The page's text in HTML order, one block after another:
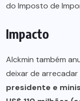
do Imposto de
Impacto
Alckmin também
deixar de arrecadar
presidente e